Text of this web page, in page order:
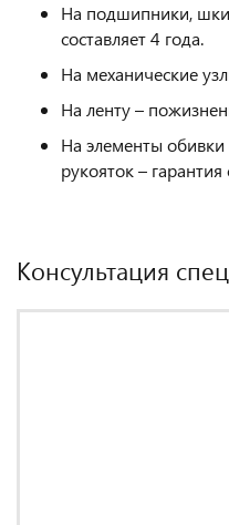
На подшипники,
составляет 4 года.
На механические
На ленту –
На элементы
рукояток – гарантия
Консультация